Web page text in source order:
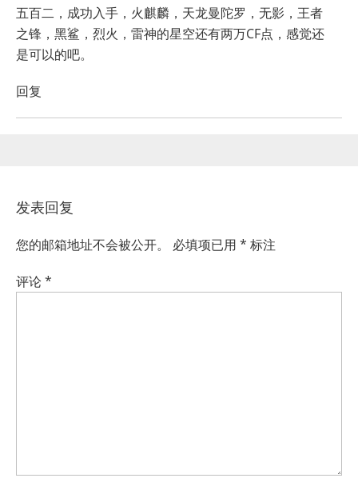
五百二，成功入手，火麒麟，天龙曼陀罗，无影，王者
之锋，黑鲨，烈火，雷神的星空还有两万CF点，感觉还
是可以的吧。
回复
发表回复
您的邮箱地址不会被公开。 必填项已用 * 标注
评论*